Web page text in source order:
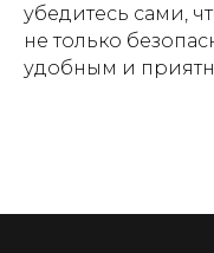
убедитесь сами,
не только
удобным и